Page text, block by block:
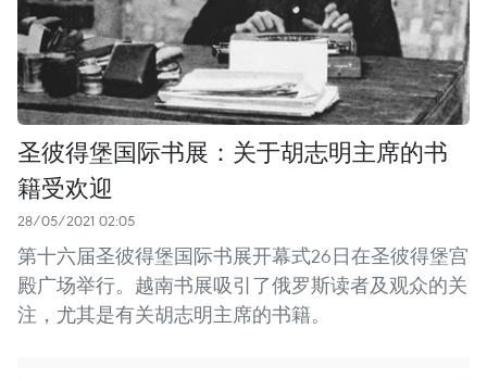
圣彼得堡国际书展：关于胡志明主席的书
籍受欢迎
28/05/2021 02:05
第十六届圣彼得堡国际书展开幕式26日在圣彼得堡宫
殿广场举行。越南书展吸引了俄罗斯读者及观众的关
注，尤其是有关胡志明主席的书籍。